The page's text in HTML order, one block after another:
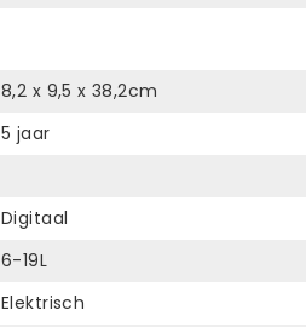
8,2 x 9,5 x 38,2cm
5 jaar
Digitaal
6-19L
Elektrisch